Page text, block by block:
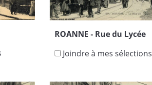
ROANNE - Rue du Lycée
Joindre à mes sélections